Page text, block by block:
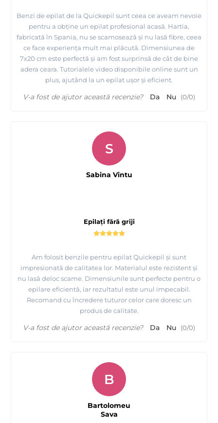
Benzi de epilat de la Quickepil sunt ceea ce aveam nevoie
pentru a obține un epilat profesional acasă. Hartia,
fabricată în Spania, nu se scamosează și nu lasă fibre, ceea
ce face experiența mult mai plăcută. Dimensiunea de
7x20 cm este perfectă și am fost surprinsă de cât de bine
adera ceara. Tutorialele video disponibile online sunt un
plus, ajutând la un epilat ușor și eficient.
V-a fost de ajutor această recenzie? Da Nu (0/0)
Epilați fără griji
Am folosit benzile pentru epilat Quickepil și sunt
impresionată de calitatea lor. Materialul este rezistent și
nu lasă deloc scame. Dimensiunile sunt perfecte pentru o
epilare eficientă, iar rezultatul este unul impecabil.
Recomand cu încredere tuturor celor care doresc un
produs de calitate.
S
Sabina Vintu
V-a fost de ajutor această recenzie? Da Nu (0/0)
B
Bartolomeu
Sava